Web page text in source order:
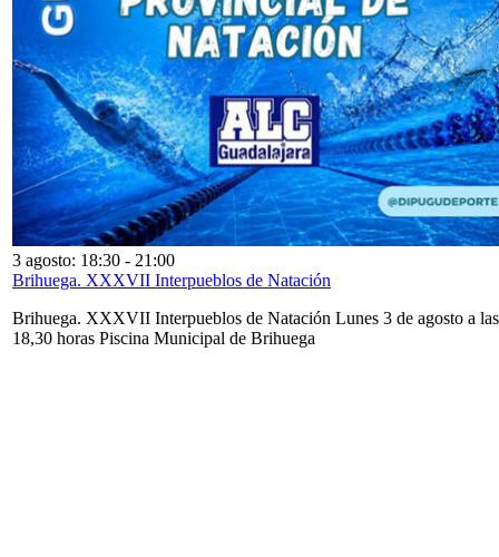
3 agosto: 18:30 - 21:00
Brihuega. XXXVII Interpueblos de Natación
Brihuega. XXXVII Interpueblos de Natación Lunes 3 de agosto a las
18,30 horas Piscina Municipal de Brihuega